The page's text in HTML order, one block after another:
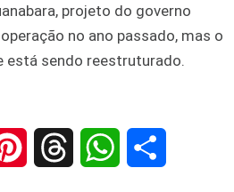
projeto do governo
no ano passado, mas o
está sendo reestruturado.